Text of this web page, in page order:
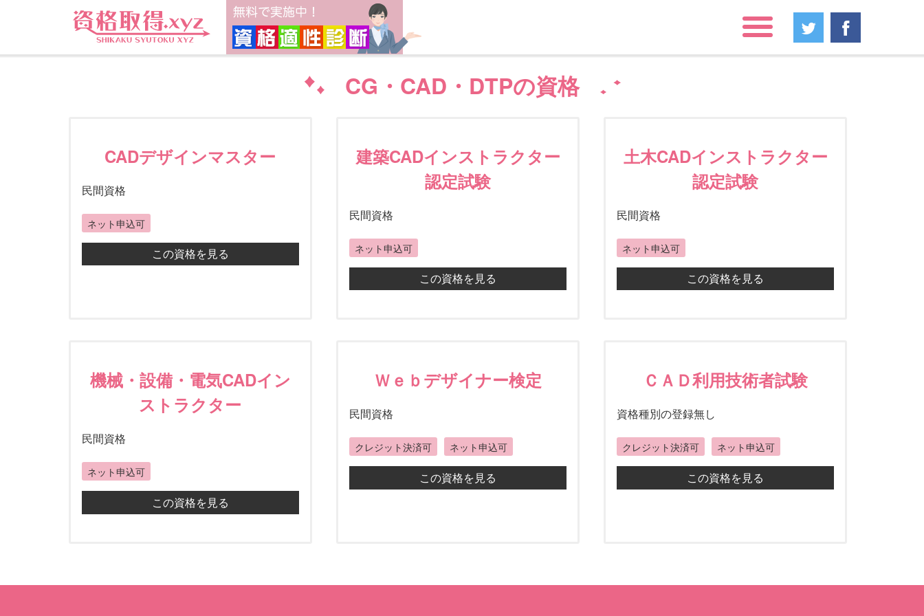
CG・CAD・DTPの資格
CADデザインマスター
民間資格
ネット申込可
この資格を見る
建築CADインストラクター
認定試験
民間資格
ネット申込可
この資格を見る
土木CADインストラクター
認定試験
民間資格
ネット申込可
この資格を見る
機械・設備・電気CADイン
ストラクター
民間資格
ネット申込可
この資格を見る
Ｗｅｂデザイナー検定
民間資格
クレジット決済可 ネット申込可
この資格を見る
ＣＡＤ利用技術者試験
資格種別の登録無し
クレジット決済可 ネット申込可
この資格を見る